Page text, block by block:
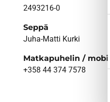
2493216-0
Seppä
Juha-Matti Kurki
Matkapuhelin /
+358 44 374 7578